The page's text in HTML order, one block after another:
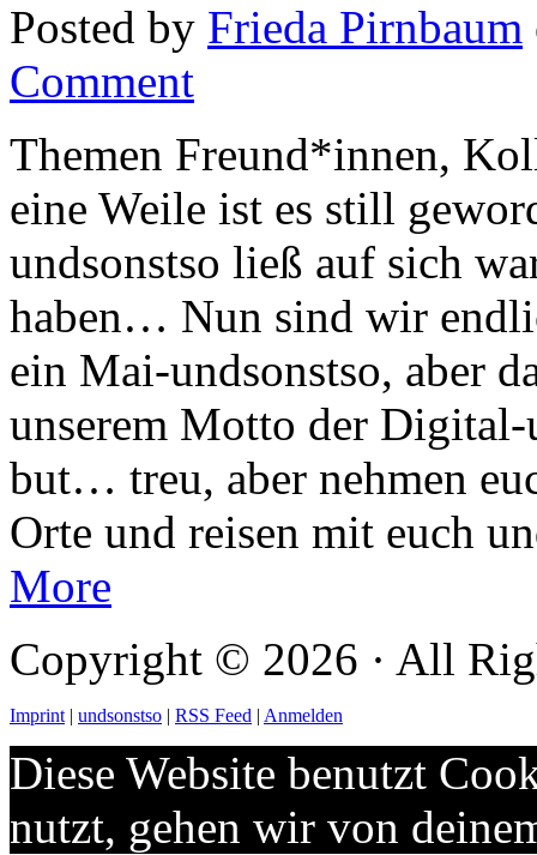
Posted by Frieda Pirnbaum
Comment
Themen Freund*innen,
eine Weile ist es still
undsonstso ließ auf sich
haben… Nun sind wir
ein Mai-undsonstso, aber
unserem Motto der Digital-
but… treu, aber nehmen
Orte und reisen mit euch
More
Copyright © 2026 · All
Imprint| undsonstso | RSS Feed | Anmelden
Diese Website benutzt
nutzt, gehen wir von